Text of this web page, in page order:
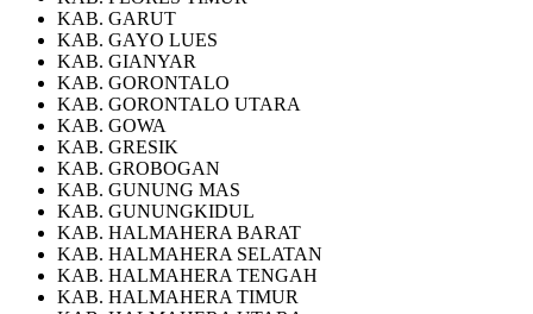
KAB. GARUT
KAB. GAYO LUES
KAB. GIANYAR
KAB. GORONTALO
KAB. GORONTALO UTARA
KAB. GOWA
KAB. GRESIK
KAB. GROBOGAN
KAB. GUNUNG MAS
KAB. GUNUNGKIDUL
KAB. HALMAHERA BARAT
KAB. HALMAHERA SELATAN
KAB. HALMAHERA TENGAH
KAB. HALMAHERA TIMUR